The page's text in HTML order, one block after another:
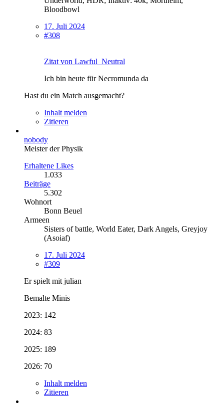
Bloodbowl
17. Juli 2024
#308
Zitat von Lawful_Neutral
Ich bin heute für Necromunda da
Hast du ein Match ausgemacht?
Inhalt melden
Zitieren
nobody
Meister der Physik
Erhaltene Likes
1.033
Beiträge
5.302
Wohnort
Bonn Beuel
Armeen
Sisters of battle, World Eater, Dark Angels, Greyjoy
(Asoiaf)
17. Juli 2024
#309
Er spielt mit julian
Bemalte Minis
2023: 142
2024: 83
2025: 189
2026: 70
Inhalt melden
Zitieren